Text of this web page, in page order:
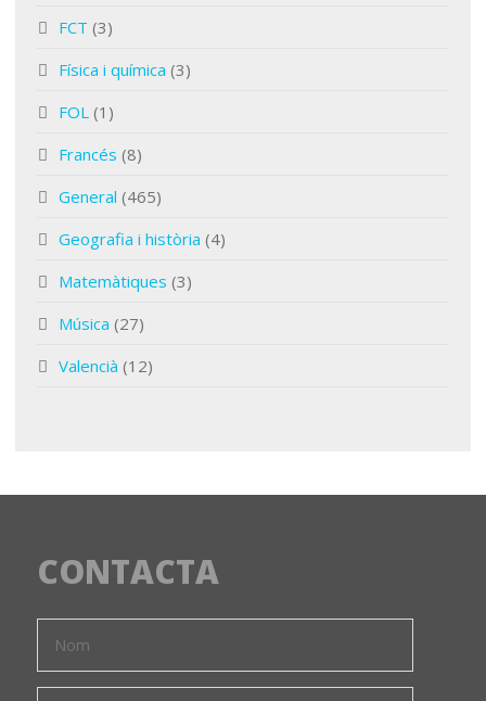
FCT (3)
Física i química (3)
FOL (1)
Francés (8)
General (465)
Geografia i història (4)
Matemàtiques (3)
Música (27)
Valencià (12)
CONTACTA